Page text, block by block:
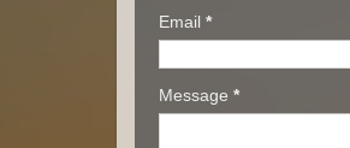
Email *
Message *